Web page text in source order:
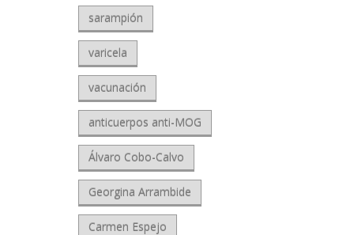
sarampión
varicela
vacunación
anticuerpos anti-MOG
Álvaro Cobo-Calvo
Georgina Arrambide
Carmen Espejo